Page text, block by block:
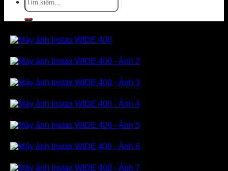
kiếm: